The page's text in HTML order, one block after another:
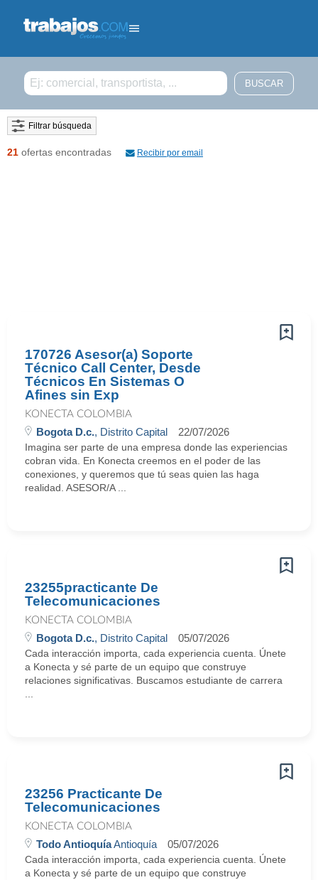
Filtrar búsqueda
21 ofertas encontradas Recibir por email
170726 Asesor(a) Soporte
Técnico Call Center, Desde
Técnicos En Sistemas O
Afines sin Exp
KONECTA COLOMBIA
Bogota D.c., Distrito Capital 22/07/2026
Imagina ser parte de una empresa donde las experiencias
cobran vida. En Konecta creemos en el poder de las
conexiones, y queremos que tú seas quien las haga
realidad. ASESOR/A ...
23255practicante De
Telecomunicaciones
KONECTA COLOMBIA
Bogota D.c., Distrito Capital 05/07/2026
Cada interacción importa, cada experiencia cuenta. Únete
a Konecta y sé parte de un equipo que construye
relaciones significativas. Buscamos estudiante de carrera
23256 Practicante De
Telecomunicaciones
KONECTA COLOMBIA
Todo AntioquíaAntioquía 05/07/2026
Cada interacción importa, cada experiencia cuenta. Únete
a Konecta y sé parte de un equipo que construye